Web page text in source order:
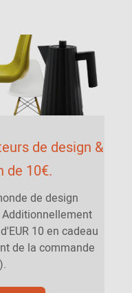
de design &
de 10€.
de design
10 en cadeau
de la commande